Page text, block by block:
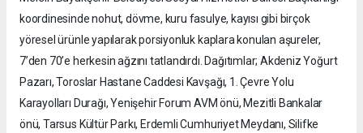
koordinesinde nohut, dövme, kuru fasulye, kayısı gibi birçok
yöresel ürünle yapılarak porsiyonluk kaplara konulan aşureler,
7’den 70’e herkesin ağzını tatlandırdı. Dağıtımlar; Akdeniz Yoğurt
Pazarı, Toroslar Hastane Caddesi Kavşağı, 1. Çevre Yolu
Karayolları Durağı, Yenişehir Forum AVM önü, Mezitli Bankalar
önü, Tarsus Kültür Parkı, Erdemli Cumhuriyet Meydanı, Silifke